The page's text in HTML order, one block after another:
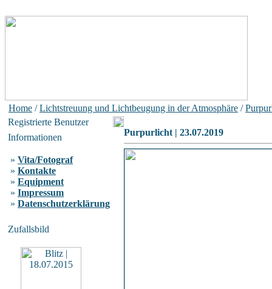
Home /Lichtstreuung und Lichtbeugung in der Atmosphäre /
Registrierte Benutzer
Informationen
» Vita/Fotograf
» Kontakte
» Equipment
» Impressum
» Datenschutzerklärung
Zufallsbild
Purpurlicht | 23.07.2019